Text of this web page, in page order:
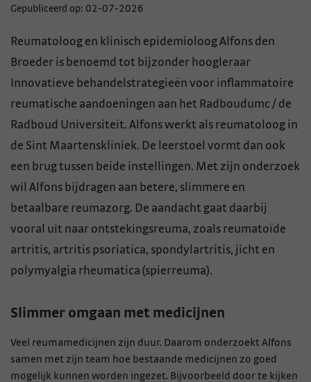
Gepubliceerd op: 02-07-2026
Reumatoloog en klinisch epidemioloog Alfons den
Broeder is benoemd tot bijzonder hoogleraar
Innovatieve behandelstrategieën voor inflammatoire
reumatische aandoeningen aan het Radboudumc / de
Radboud Universiteit. Alfons werkt als reumatoloog in
de Sint Maartenskliniek. De leerstoel vormt dan ook
een brug tussen beide instellingen. Met zijn onderzoek
wil Alfons bijdragen aan betere, slimmere en
betaalbare reumazorg. De aandacht gaat daarbij
vooral uit naar ontstekingsreuma, zoals reumatoïde
artritis, artritis psoriatica, spondylartritis, jicht en
polymyalgia rheumatica (spierreuma).
Slimmer omgaan met medicijnen
Veel reumamedicijnen zijn duur. Daarom onderzoekt Alfons
samen met zijn team hoe bestaande medicijnen zo goed
mogelijk kunnen worden ingezet. Bijvoorbeeld door te kijken